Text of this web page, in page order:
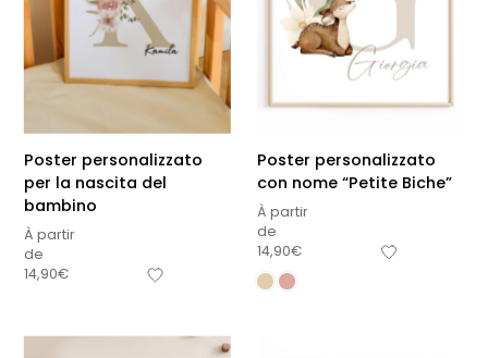
Poster personalizzato
per la nascita del
bambino
À partir
de
14,90€
Poster personalizzato
con nome “Petite Biche”
À partir
de
14,90€